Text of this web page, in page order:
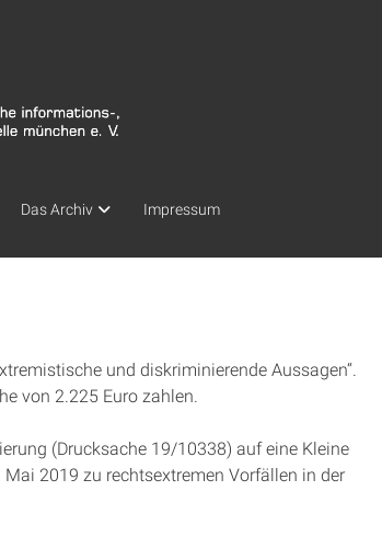
Das Archiv Impressum
und diskriminierende Aussagen“.
von 2.225 Euro zahlen.
(Drucksache 19/10338) auf eine Kleine
Mai 2019 zu rechtsextremen Vorfällen in der